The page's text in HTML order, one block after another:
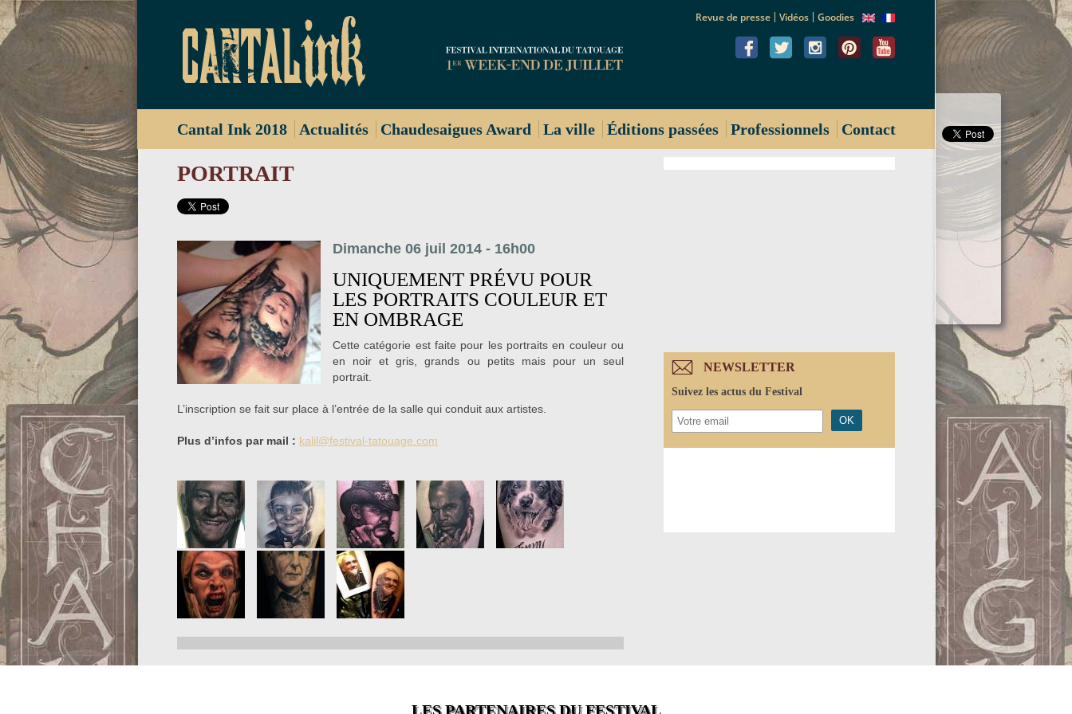
Revue de presse Vidéos Goodies
Cantal Ink 2018 Actualités Chaudesaigues Award La ville Éditions passées Professionnels Contact
NEWSLETTER
Suivez les actus du Festival
PORTRAIT
Dimanche 06 juil 2014 - 16h00
UNIQUEMENT PRÉVU POUR
LES PORTRAITS COULEUR ET
EN OMBRAGE
Cette catégorie est faite pour les portraits en couleur ou
en noir et gris, grands ou petits mais pour un seul
portrait.
L’inscription se fait sur place à l’entrée de la salle qui conduit aux artistes.
Plus d’infos par mail : kalil@festival-tatouage.com
LES PARTENAIRES DU FESTIVAL